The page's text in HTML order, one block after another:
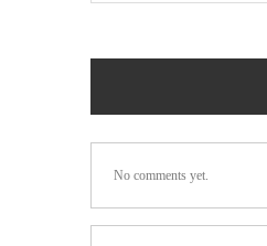
No comments yet.